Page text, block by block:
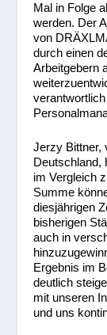
Mal in Folge
werden. Der
von
durch einen
Arbeitgebern
Jerzy Bittner,
Deutschland,
im Vergleich
Summe
diesjährigen
bisherigen
auch in
Ergebnis im
deutlich
mit unseren
und uns